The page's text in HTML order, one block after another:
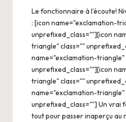
Le fonctionnaire à l'écoute!
: [icon name="exclamation-
unprefixed_class=""][icon
triangle" class=""
name="exclamation-triangle"
unprefixed_class=""][icon
triangle" class=""
name="exclamation-triangle"
unprefixed_class=""] Un vrai
tout pour passer inaperçu au